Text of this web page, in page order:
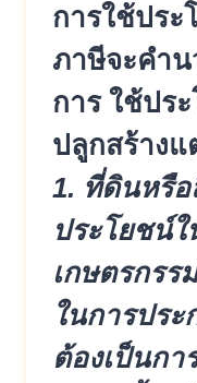
การใช้ประ
ภาษีจะคำ
การ ใช้ปร
ปลูกสร้างแ
1. ที่ดินหรือ
ประโยชน์
เกษตรกรร
ในการประ
ต้องเป็นกา